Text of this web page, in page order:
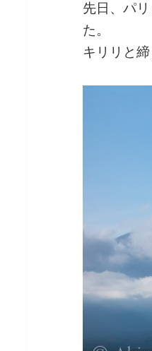
先日、パ
た。
キリリと